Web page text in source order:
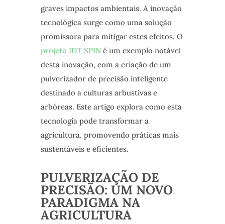
graves impactos ambientais. A inovação
tecnológica surge como uma solução
promissora para mitigar estes efeitos. O
projeto IDT SPINé um exemplo notável
desta inovação, com a criação de um
pulverizador de precisão inteligente
destinado a culturas arbustivas e
arbóreas. Este artigo explora como esta
tecnologia pode transformar a
agricultura, promovendo práticas mais
sustentáveis e eficientes.
PULVERIZAÇÃO DE
PRECISÃO: UM NOVO
PARADIGMA NA
AGRICULTURA